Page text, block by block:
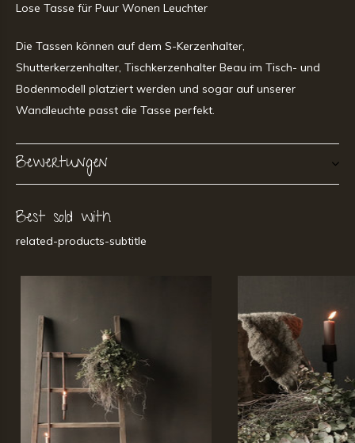
Lose Tasse für Puur Wonen Leuchter
Die Tassen können auf dem S-Kerzenhalter,
Shutterkerzenhalter, Tischkerzenhalter Beau im Tisch- und
Bodenmodell platziert werden und sogar auf unserer
Wandleuchte passt die Tasse perfekt.
Bewertungen
Best sold with
related-products-subtitle